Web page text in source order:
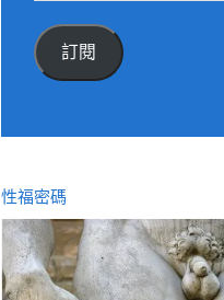
件
位
訂閱
性福密碼